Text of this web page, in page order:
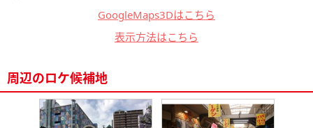
GoogleMaps3Dはこちら
表示方法はこちら
周辺のロケ候補地